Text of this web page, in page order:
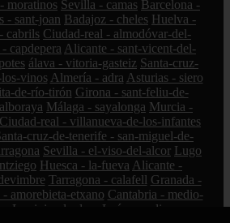
moratinos Sevilla - camas Barcelona -
- sant-joan Badajoz - cheles Huelva -
cabrils Ciudad-real - almodóvar-del-
capdepera Alicante - sant-vicent-del-
álava - vitoria-gasteiz Santa-cruz-
vinos Almería - adra Asturias - siero
de-río-tirón Girona - sant-feliu-de-
Málaga - sayalonga Murcia -
Ciudad-real - villanueva-de-los-infantes
cruz-de-tenerife - san-miguel-de-
Sevilla - el-viso-del-alcor Lugo
Huesca - la-fueva Alicante -
Tarragona - calafell Granada -
amorebieta-etxano Cantabria - medio-
La-rioja - lardero
León - molinaseca